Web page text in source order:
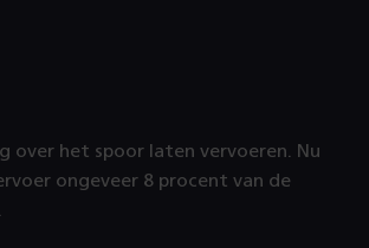
over het spoor laten vervoeren. Nu
ongeveer 8 procent van de